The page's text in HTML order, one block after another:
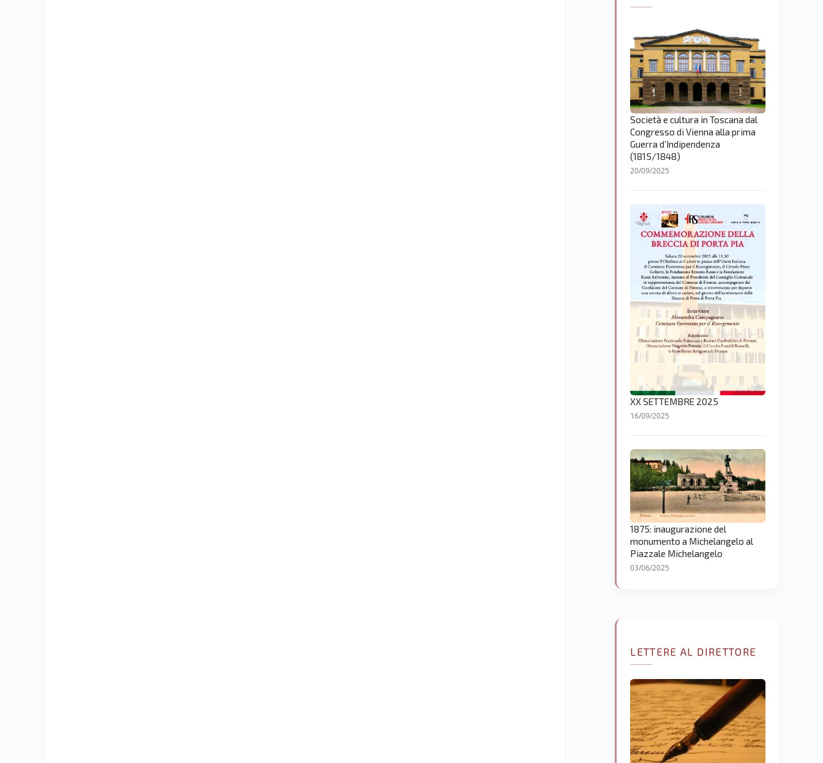
Società e cultura in Toscana dal
Congresso di Vienna alla prima
Guerra d’Indipendenza
(1815/1848)
20/09/2025
XX SETTEMBRE 2025
16/09/2025
1875: inaugurazione del
monumento a Michelangelo al
Piazzale Michelangelo
03/06/2025
LETTERE AL DIRETTORE